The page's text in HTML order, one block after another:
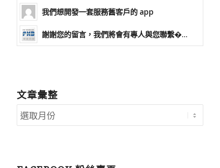
我們想開發一套服務舊客戶的 app
謝謝您的留言，我們將會有專人與您聯繫�...
文章彙整